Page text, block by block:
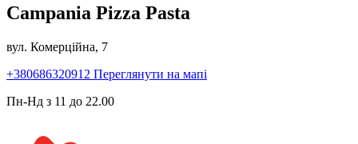
Campania Pizza Pasta
вул. Комерційна, 7
+380686320912 Переглянути на мапі
Пн-Нд з 11 до 22.00